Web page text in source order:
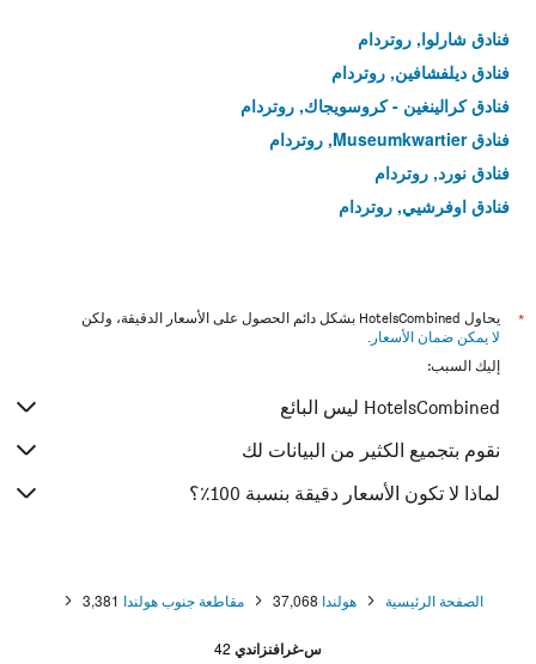
فنادق شارلوا, روتردام
فنادق ديلفشافين, روتردام
فنادق كرالينغين - كروسويجاك, روتردام
فنادق Museumkwartier, روتردام
فنادق نورد, روتردام
فنادق اوفرشيي, روتردام
*
يحاول HotelsCombined بشكل دائم الحصول على الأسعار الدقيقة، ولكن
لا يمكن ضمان الأسعار .
إليك السبب:
HotelsCombined ليس البائع
نقوم بتجميع الكثير من البيانات لك
لماذا لا تكون الأسعار دقيقة بنسبة 100٪؟
الصفحة الرئيسية هولندا 37,068 مقاطعة جنوب هولندا 3,381
س-غرافنزاندي 42